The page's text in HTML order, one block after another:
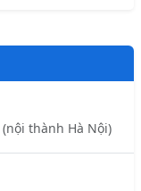
thành Hà Nội)